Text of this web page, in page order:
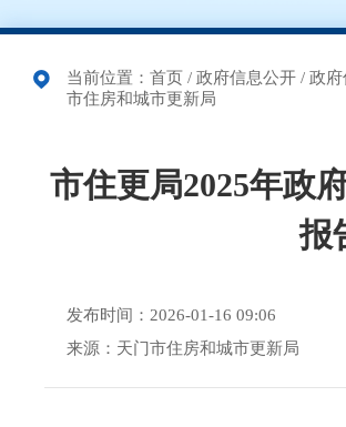
当前位置： 首页 / 政府信息公开 / 政府
市住房和城市更新局
市住更局2025年政
报
发布时间：2026-01-16 09:06
来源：天门市住房和城市更新局